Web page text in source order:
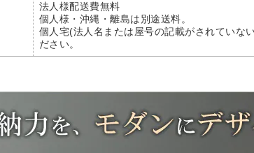
法人様配送費無料
個人様・沖縄・離島は別途送料。
個人宅(法人名または屋号の記載がされていな
ださい。